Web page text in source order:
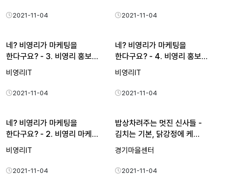
2021-11-04 2021-11-04
네? 비영리가 마케팅을
한다구요? - 3. 비영리 홍보…
비영리IT
2021-11-04
네? 비영리가 마케팅을
한다구요? - 4. 비영리 홍보…
비영리IT
2021-11-04
네? 비영리가 마케팅을
한다구요? - 2. 비영리 마케…
비영리IT
2021-11-04
밥상차려주는 멋진 신사들 -
김치는 기본, 닭강정에 케…
경기마을센터
2021-11-04